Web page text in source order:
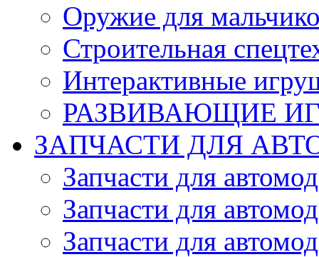
Оружие для
Строительная
Интерактивные
РАЗВИВАЮЩИЕ
ЗАПЧАСТИ ДЛЯ
Запчасти для
Запчасти для
Запчасти для